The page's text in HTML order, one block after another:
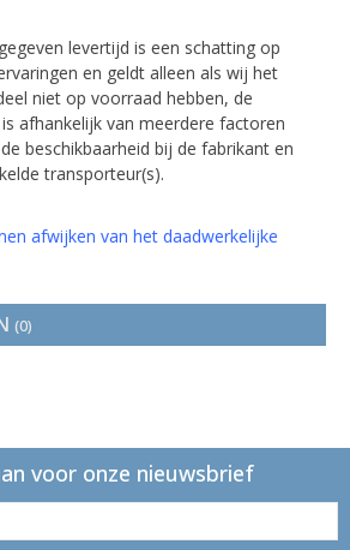
levertijd is een schatting op
en geldt alleen als wij het
niet op voorraad hebben, de
afhankelijk van meerdere factoren
beschikbaarheid bij de fabrikant en
transporteur(s).
afwijken van het daadwerkelijke
(0)
voor onze nieuwsbrief